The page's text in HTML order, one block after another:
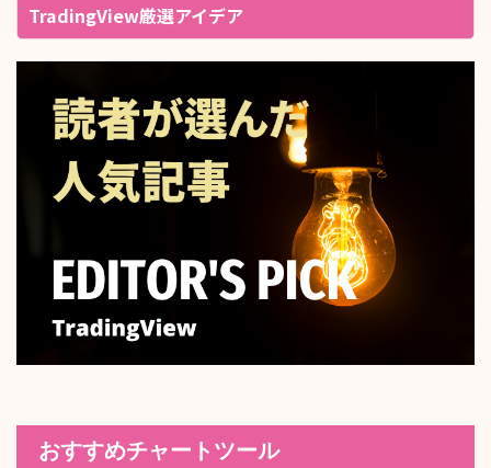
TradingView厳選アイデア
おすすめチャートツール